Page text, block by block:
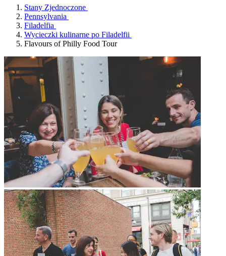
Stany Zjednoczone
Pennsylvania
Filadelfia
Wycieczki kulinarne po Filadelfii
Flavours of Philly Food Tour